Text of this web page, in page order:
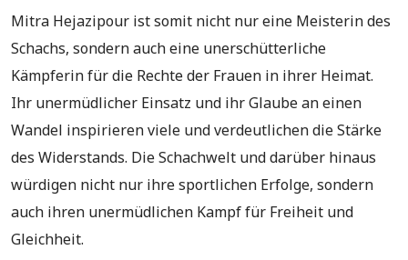
Mitra Hejazipour ist somit nicht nur eine Meisterin des
Schachs, sondern auch eine unerschütterliche
Kämpferin für die Rechte der Frauen in ihrer Heimat.
Ihr unermüdlicher Einsatz und ihr Glaube an einen
Wandel inspirieren viele und verdeutlichen die Stärke
des Widerstands. Die Schachwelt und darüber hinaus
würdigen nicht nur ihre sportlichen Erfolge, sondern
auch ihren unermüdlichen Kampf für Freiheit und
Gleichheit.